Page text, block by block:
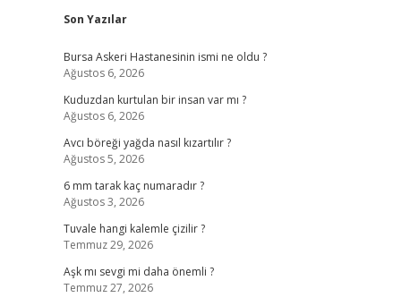
Sidebar
Son Yazılar
Bursa Askeri Hastanesinin ismi ne oldu ?
Ağustos 6, 2026
Kuduzdan kurtulan bir insan var mı ?
Ağustos 6, 2026
Avcı böreği yağda nasıl kızartılır ?
Ağustos 5, 2026
6 mm tarak kaç numaradır ?
Ağustos 3, 2026
Tuvale hangi kalemle çizilir ?
Temmuz 29, 2026
Aşk mı sevgi mi daha önemli ?
Temmuz 27, 2026